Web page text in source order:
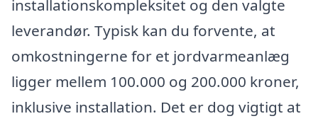
installationskompleksitet og den valgte
leverandør. Typisk kan du forvente, at
omkostningerne for et jordvarmeanlæg
ligger mellem 100.000 og 200.000 kroner,
inklusive installation. Det er dog vigtigt at